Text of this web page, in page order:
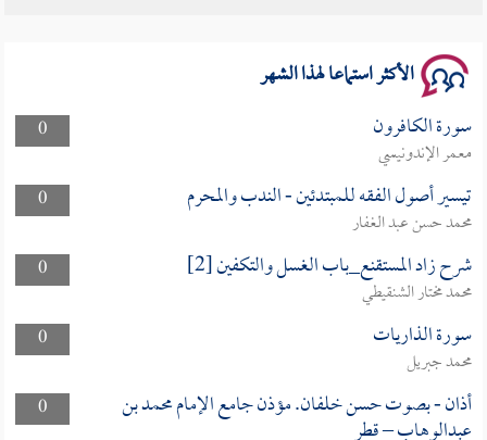
الأكثر استماعا لهذا الشهر
0 سورة الكافرون
معمر الإندونيسي
0
تيسير أصول الفقه للمبتدئين - الندب والمحرم
محمد حسن عبد الغفار
0
شرح زاد المستقنع_باب الغسل والتكفين [2]
محمد مختار الشنقيطي
0
سورة الذاريات
محمد جبريل
0
أذان - بصوت حسن خلفان. مؤذن جامع الإمام محمد بن